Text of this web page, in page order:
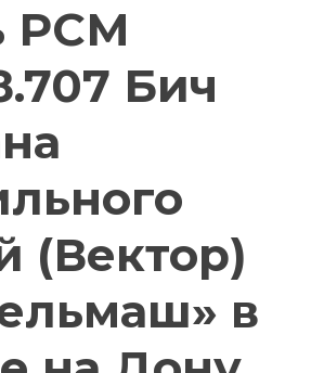
РСМ
Бич
(Вектор)
в